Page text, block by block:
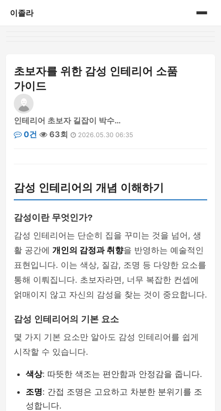
이졸라
초보자를 위한 감성 인테리어 소품
가이드
인테리어 초보자 길잡이 박수…
0건
63회 2026.05.30 06:35
감성 인테리어의 개념 이해하기
감성이란 무엇인가?
감성 인테리어는 단순히 집을 꾸미는 것을 넘어, 생
활 공간에 개인의 감정과 취향을 반영하는 예술적인
표현입니다. 이는 색상, 질감, 조명 등 다양한 요소를
통해 이뤄집니다. 초보자라면, 너무 복잡한 컨셉에
얽매이지 않고 자신의 감성을 찾는 것이 중요합니다.
감성 인테리어의 기본 요소
몇 가지 기본 요소만 알아도 감성 인테리어를 쉽게
시작할 수 있습니다.
색상: 따뜻한 색조는 편안함과 안정감을 줍니다.
조명: 간접 조명은 고요하고 차분한 분위기를 조
성합니다.